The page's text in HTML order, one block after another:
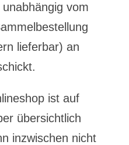
vom
lieferbar) an
ist auf
übersichtlich
inzwischen nicht